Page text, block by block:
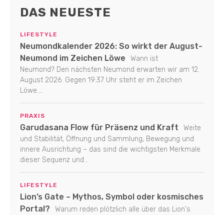
DAS NEUESTE
LIFESTYLE
Neumondkalender 2026: So wirkt der August-
Neumond im Zeichen Löwe
Wann ist
Neumond? Den nächsten Neumond erwarten wir am 12.
August 2026. Gegen 19:37 Uhr steht er im Zeichen
Löwe....
PRAXIS
Garudasana Flow für Präsenz und Kraft
Weite
und Stabilität, Öffnung und Sammlung, Bewegung und
innere Ausrichtung – das sind die wichtigsten Merkmale
dieser Sequenz und...
LIFESTYLE
Lion’s Gate – Mythos, Symbol oder kosmisches
Portal?
Warum reden plötzlich alle über das Lion's